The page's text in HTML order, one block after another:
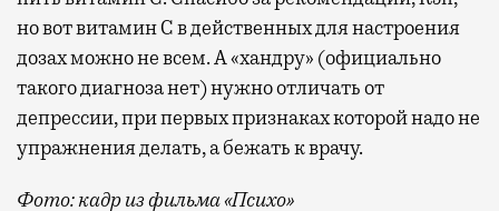
но вот витамин С в действенных для настроения
дозах можно не всем. А «хандру» (официально
такого диагноза нет) нужно отличать от
депрессии, при первых признаках которой надо не
упражнения делать, а бежать к врачу.
Фото: кадр из фильма «Психо»